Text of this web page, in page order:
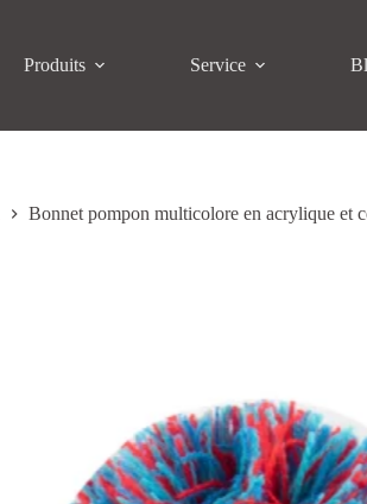
Produits Service
Bonnet pompon multicolore en acrylique et